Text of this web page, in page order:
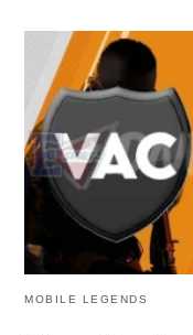
MOBILE LEGENDS